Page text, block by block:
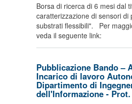
Borsa di ricerca di 6 mesi dal
caratterizzazione di sensori di
substrati flessibili". Per
veda il seguente link:
Pubblicazione Bando –
Incarico di lavoro
Dipartimento di
dell'Informazione - Prot.